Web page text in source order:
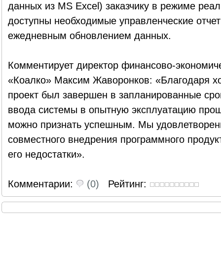
данных из MS Excel) заказчику в режиме
доступны необходимые управленческие
ежедневным обновлением данных.
Комментирует директор финансово-
«Коалко» Максим Жаворонков: «Благодаря
проект был завершен в запланированные
ввода системы в опытную эксплуатацию
можно признать успешным. Мы
совместного внедрения программного
его недостатки».
Комментарии: (0) Рейтинг: